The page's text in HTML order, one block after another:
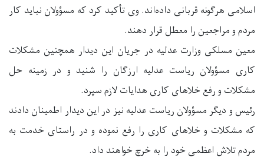
اسلامی هرگونه قربانی داده‌اند. وی تأکید کرد که مسؤولان نباید کار
مردم و مراجعین را معطل قرار دهند.
معین مسلکی وزارت عدلیه در جریان این دیدار همچنین مشکلات
کاری مسؤولان ریاست عدلیه ارزگان را شنید و در زمینه حل
مشکلات و رفع خلاهای کاری هدایات لازم سپرد.
رئیس و دیگر مسؤولان ریاست عدلیه نیز در این دیدار اطمینان دادند
که مشکلات و خلاهای کاری را رفع نموده و در راستای خدمت به
مردم تلاش اعظمی خود را به خرچ خواهند داد.